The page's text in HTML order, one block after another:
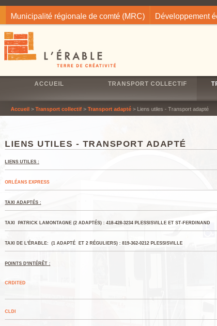
Municipalité régionale de comté (MRC) Développement
ACCUEIL TRANSPORT COLLECTIF
Accueil > Transport collectif > Transport adapté > Liens utiles - Transport adapté
LIENS UTILES - TRANSPORT ADAPTÉ
LIENS UTILES :
ORLÉANS EXPRESS
TAXI ADAPTÉS :
TAXI PATRICK LAMONTAGNE (2 ADAPTÉS) : 418-428-3234 PLESSISVILLE ET ST-FERDINAND
TAXI DE L'ÉRABLE: (1 ADAPTÉ ET 2 RÉGULIERS) : 819-362-0212 PLESSISVILLE
POINTS D'INTÉRÊT :
CRDITED
CLDI